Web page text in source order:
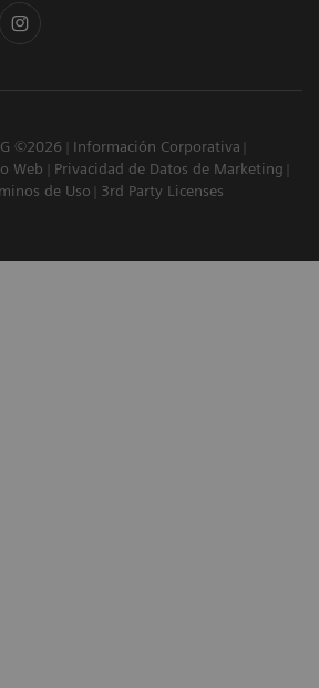
©2026
Información Corporativa
Web
Privacidad de Datos de Marketing
de Uso 3rd Party Licenses